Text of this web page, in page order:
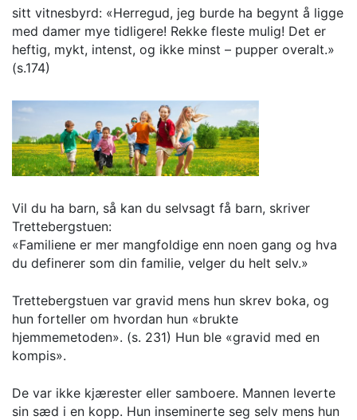
sitt vitnesbyrd: «Herregud, jeg burde ha begynt å ligge
med damer mye tidligere! Rekke fleste mulig! Det er
heftig, mykt, intenst, og ikke minst – pupper overalt.»
(s.174)
Vil du ha barn, så kan du selvsagt få barn, skriver
Trettebergstuen:
«Familiene er mer mangfoldige enn noen gang og hva
du definerer som din familie, velger du helt selv.»
Trettebergstuen var gravid mens hun skrev boka, og
hun forteller om hvordan hun «brukte
hjemmemetoden». (s. 231) Hun ble «gravid med en
kompis».
De var ikke kjærester eller samboere. Mannen leverte
sin sæd i en kopp. Hun inseminerte seg selv mens hun